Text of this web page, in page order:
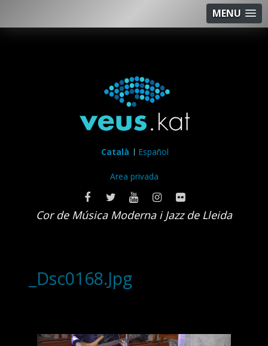
MENU
Català Español
Area privada
Cor de Música Moderna i Jazz de Lleida
_Dsc0168.Jpg